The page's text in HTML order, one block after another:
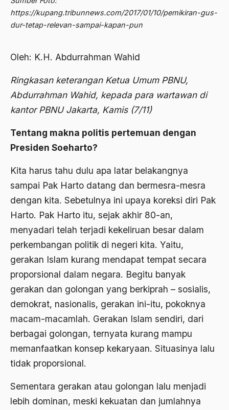
https://kupang.tribunnews.com/2017/01/10/pemikiran-gus-
dur-tetap-relevan-sampai-kapan-pun
Oleh: K.H. Abdurrahman Wahid
Ringkasan keterangan Ketua Umum PBNU,
Abdurrahman Wahid, kepada para wartawan di
kantor PBNU Jakarta, Kamis (7/11)
Tentang makna politis pertemuan dengan
Presiden Soeharto?
Kita harus tahu dulu apa latar belakangnya
sampai Pak Harto datang dan bermesra-mesra
dengan kita. Sebetulnya ini upaya koreksi diri Pak
Harto. Pak Harto itu, sejak akhir 80-an,
menyadari telah terjadi kekeliruan besar dalam
perkembangan politik di negeri kita. Yaitu,
gerakan Islam kurang mendapat tempat secara
proporsional dalam negara. Begitu banyak
gerakan dan golongan yang berkiprah – sosialis,
demokrat, nasionalis, gerakan ini-itu, pokoknya
macam-macamlah. Gerakan Islam sendiri, dari
berbagai golongan, ternyata kurang mampu
memanfaatkan konsep kekaryaan. Situasinya lalu
tidak proporsional.
Sementara gerakan atau golongan lalu menjadi
lebih dominan, meski kekuatan dan jumlahnya
2012
2011
2008
2007
2005
2004
2003
2002
2000
1999
1998
1997
1996
1994
1992
Abdi Masyarakat
Abdullah Badawi
Abdullah Syafi'i
Abdurrahman Addakhil
abdurrahman wahid
Abolisi
Aboulhasan Bani Sadr
abri
Abu AMrin Ibnu Alla'
Abu Bakar Ba’asyir
Abu Hanifah
Abu Sangkan
Abu Zayd
Aceh
Ad-daulah
Adagium
Adaptif Islam
adat